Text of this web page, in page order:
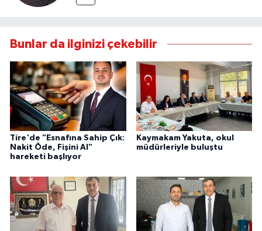
Bunlar da ilginizi çekebilir
Tire'de "Esnafına Sahip Çık:
Nakit Öde, Fişini Al"
hareketi başlıyor
Kaymakam Yakuta, okul
müdürleriyle buluştu